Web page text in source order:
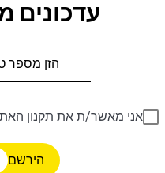
עדכונים
אני מאשר/ת את תקנון
הירשם